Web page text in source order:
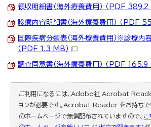
領収明細書（海外療養費用） （PDF 389.2
診療内容明細書（海外療養費用） （PDF
国際疾病分類表（海外療養費用）※診療内
（PDF 1.3 MB）
調査同意書（海外療養費用） （PDF 165.9
ご利用になるには、Adobe社 Acrobat
ョンが必要です。Acrobat Reader をお持ち
のホームページで無償配布されていますので、 こ